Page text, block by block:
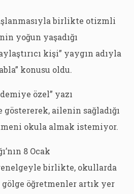
birlikte otizmli
yoğun yaşadığı
kişi” yaygın adıyla
konusu oldu.
özel” yazı
göstererek, ailenin sağladığı
okula almak istemiyor.
8 Ocak
genelgeyle birlikte, okullarda
öğretmenler artık yer